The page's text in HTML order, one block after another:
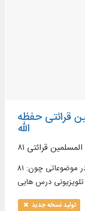
قرائتی حفظه
الله
المسلمین قرائتی
۸۱ عنوان از آثار حجت الاسلام و المسلمین قرائتی در موضوعاتی چون:
درس‌ هايى
(از سال ۱۳۵۸ تا پايان ۱۳۸۹ افزون بر ۲۰۰۰ عنوان)، متن کامل تفسیر
تولید نسخه جدید